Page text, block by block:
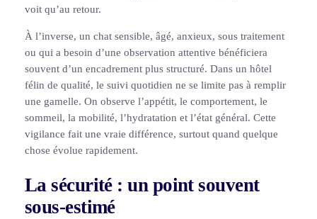
voit qu’au retour.
À l’inverse, un chat sensible, âgé, anxieux, sous traitement
ou qui a besoin d’une observation attentive bénéficiera
souvent d’un encadrement plus structuré. Dans un hôtel
félin de qualité, le suivi quotidien ne se limite pas à remplir
une gamelle. On observe l’appétit, le comportement, le
sommeil, la mobilité, l’hydratation et l’état général. Cette
vigilance fait une vraie différence, surtout quand quelque
chose évolue rapidement.
La sécurité : un point souvent
sous-estimé